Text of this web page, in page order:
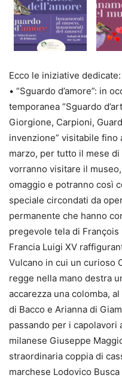
Ecco le iniziative dedicate:
• “Sguardo d’amore”: in
temporanea “Sguardo
Giorgione, Carpioni,
invenzione” visitabile fino
marzo, per tutto il mese di
vorranno visitare il museo,
omaggio e potranno così
speciale circondati da
permanente che hanno
pregevole tela di
Francia Luigi XV
Vulcano in cui un curioso
regge nella mano destra
accarezza una colomba, al
di Bacco e Arianna di
passando per i capolavori
milanese Giuseppe
straordinaria coppia di
marchese Lodovico